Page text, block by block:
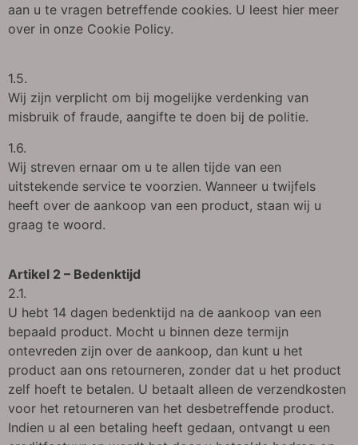
aan u te vragen betreffende cookies. U leest hier meer
over in onze Cookie Policy.
1.5.
Wij zijn verplicht om bij mogelijke verdenking van
misbruik of fraude, aangifte te doen bij de politie.
1.6.
Wij streven ernaar om u te allen tijde van een
uitstekende service te voorzien. Wanneer u twijfels
heeft over de aankoop van een product, staan wij u
graag te woord.
Artikel 2 – Bedenktijd
2.1.
U hebt 14 dagen bedenktijd na de aankoop van een
bepaald product. Mocht u binnen deze termijn
ontevreden zijn over de aankoop, dan kunt u het
product aan ons retourneren, zonder dat u het product
zelf hoeft te betalen. U betaalt alleen de verzendkosten
voor het retourneren van het desbetreffende product.
Indien u al een betaling heeft gedaan, ontvangt u een